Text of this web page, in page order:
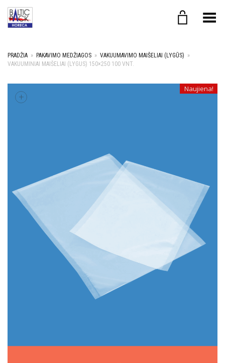
Toggle Menu
PRADŽIA » PAKAVIMO MEDŽIAGOS » VAKUUMAVIMO MAIŠELIAI (LYGŪS) »
VAKUUMINIAI MAIŠELIAI (LYGUS) 150×250 100 VNT.
+
Naujiena!